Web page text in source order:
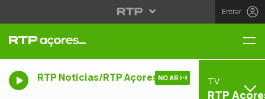
Entrar
RTP Noticias/RTP Açores NO AR TV
RTP